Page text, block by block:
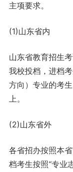
主项要求。
(1)山东省内
山东省教育招生
我校投档，进档
方向）专业的考
上。
(2)山东省外
各省招办按照本
档考生按照“专业